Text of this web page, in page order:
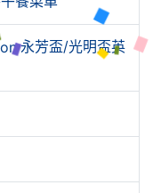
永芳盃/光明盃英